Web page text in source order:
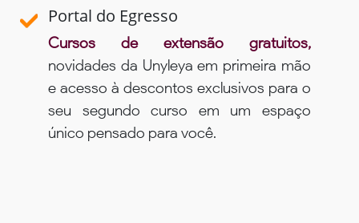
Portal do Egresso
Cursos de extensão gratuitos,
novidades da Unyleya em primeira mão
e acesso à descontos exclusivos para o
seu segundo curso em um espaço
único pensado para você.